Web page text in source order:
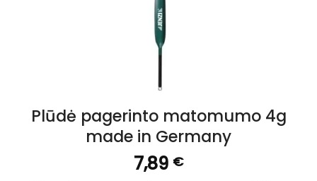
Plūdė pagerinto matomumo 4g
made in Germany
7,89 €